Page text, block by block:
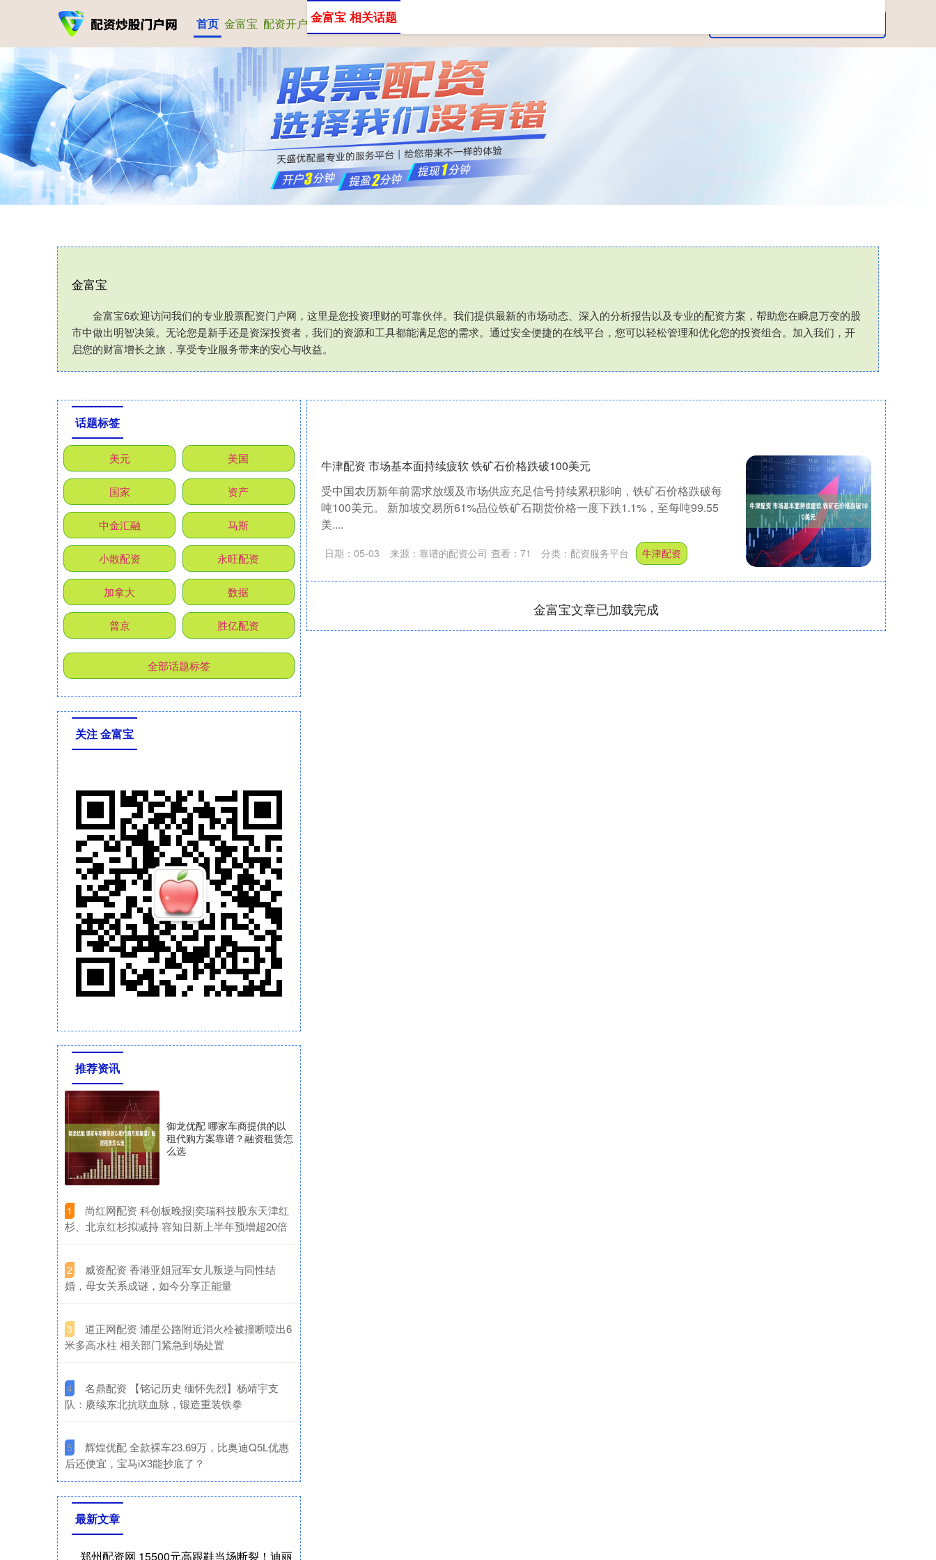
首页 金富宝 配资开户 股票配资公司 配资服务平台
金富宝
金富宝6欢迎访问我们的专业股票配资门户网，这里是您投资理财的可靠伙伴。我们提供最新的市场动态、深入的分析报告以及专业的配资方案，帮助您在瞬息万变的股
市中做出明智决策。无论您是新手还是资深投资者，我们的资源和工具都能满足您的需求。通过安全便捷的在线平台，您可以轻松管理和优化您的投资组合。加入我们，开
启您的财富增长之旅，享受专业服务带来的安心与收益。
金富宝 相关话题
牛津配资 市场基本面持续疲软 铁矿石价格跌破100美元
受中国农历新年前需求放缓及市场供应充足信号持续累积影响，铁矿石价格跌破每
吨100美元。 新加坡交易所61%品位铁矿石期货价格一度下跌1.1%，至每吨99.55
美....
日期：05-03 来源：靠谱的配资公司 查看： 71 分类： 配资服务平台 牛津配资
金富宝文章已加载完成
话题标签
美元 美国
国家 资产
中金汇融 马斯
小散配资 永旺配资
加拿大 数据
普京 胜亿配资
全部话题标签
关注 金富宝
推荐资讯
御龙优配 哪家车商提供的以
租代购方案靠谱？融资租赁怎
么选
1
​尚红网配资 科创板晚报|奕瑞科技股东天津红
杉、北京红杉拟减持 容知日新上半年预增超20倍
2
​威资配资 香港亚姐冠军女儿叛逆与同性结
婚，母女关系成谜，如今分享正能量
3
​道正网配资 浦星公路附近消火栓被撞断喷出6
米多高水柱 相关部门紧急到场处置
4
​名鼎配资 【铭记历史 缅怀先烈】杨靖宇支
队：赓续东北抗联血脉，锻造重装铁拳
5
​辉煌优配 全款裸车23.69万，比奥迪Q5L优惠
后还便宜，宝马iX3能抄底了？
最新文章
郑州配资网 15500元高跟鞋当场断裂！迪丽